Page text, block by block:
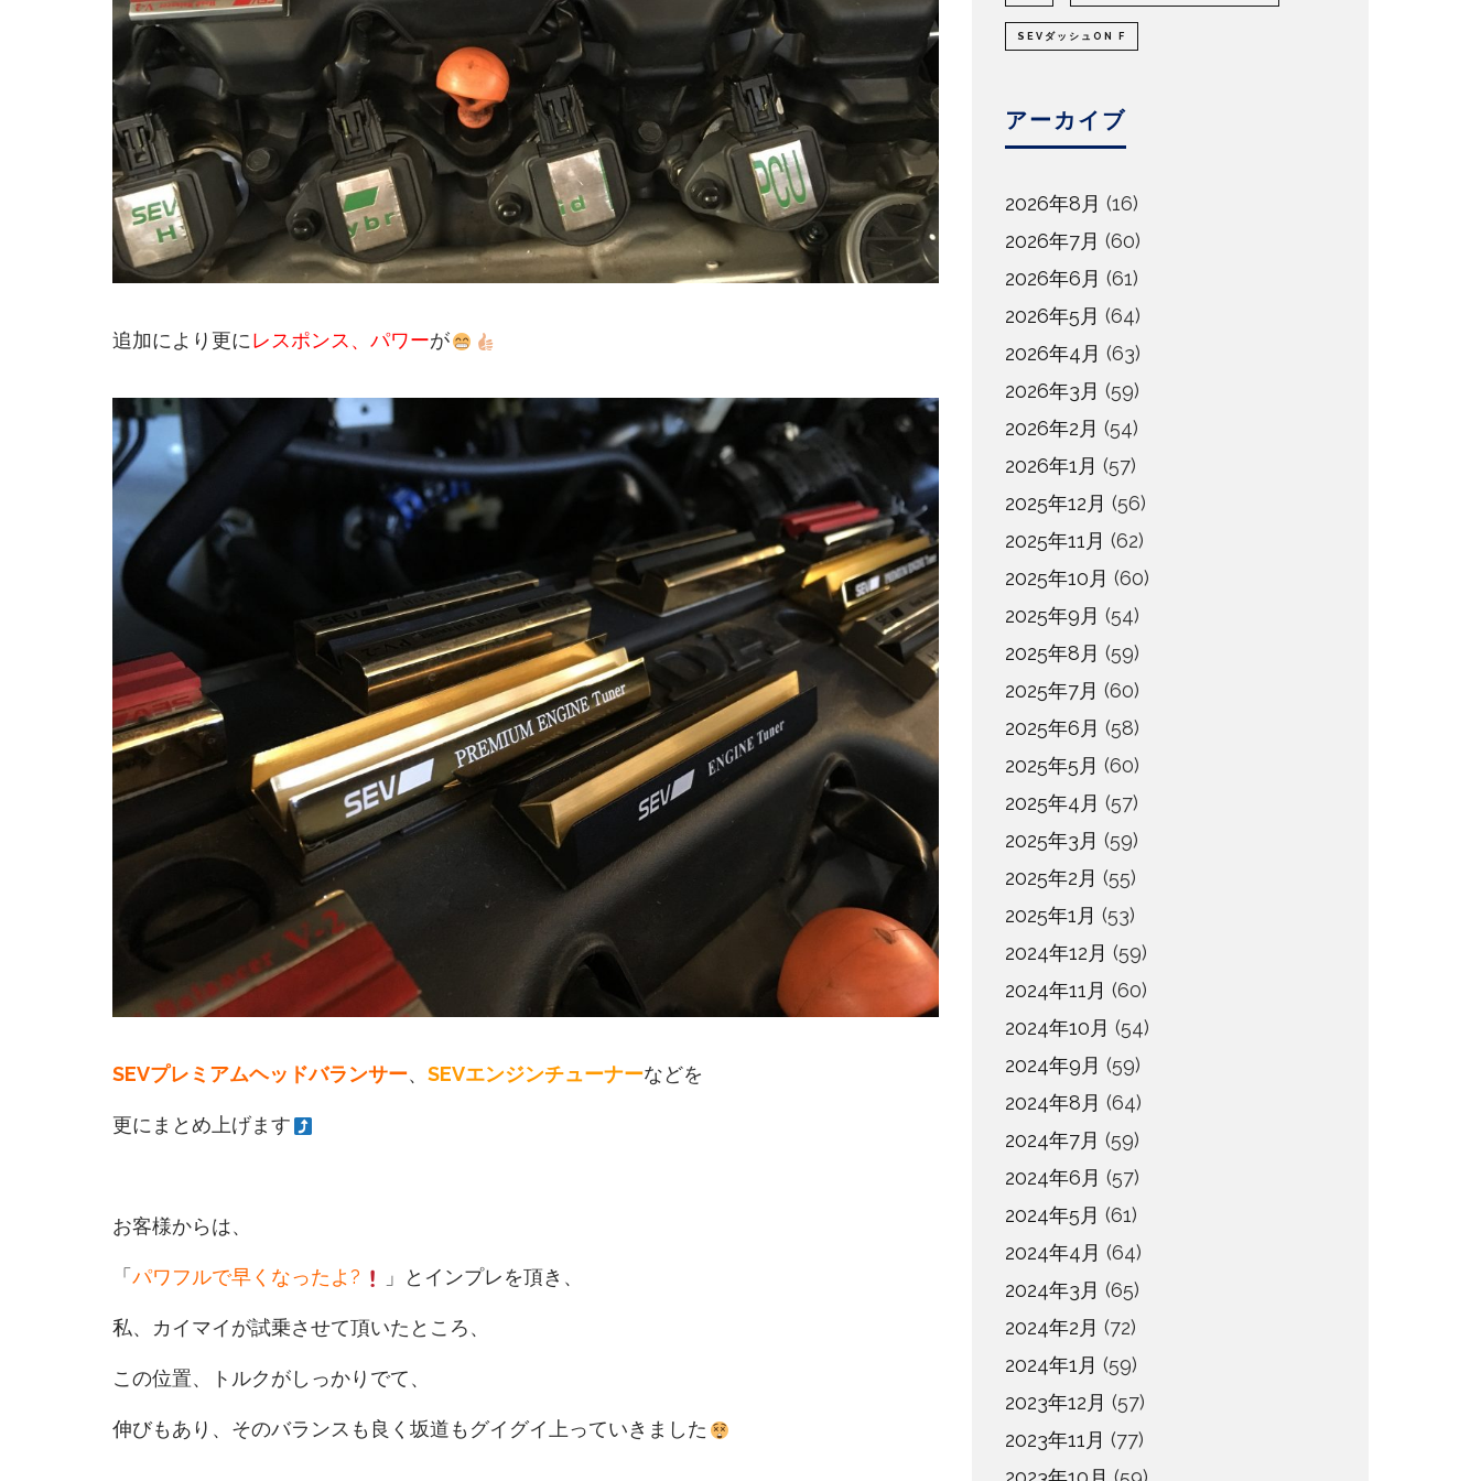
追加により更にレスポンス、パワーが
SEVプレミアムヘッドバランサー、 SEVエンジンチューナーなどを
更にまとめ上げます
お客様からは、
「 パワフルで早くなったよ? 」とインプレを頂き、
私、カイマイが試乗させて頂いたところ、
この位置、トルクがしっかりでて、
伸びもあり、そのバランスも良く坂道もグイグイ上っていきました
SEVダッシュON F
アーカイブ
2026年8月 (16)
2026年7月 (60)
2026年6月 (61)
2026年5月 (64)
2026年4月 (63)
2026年3月 (59)
2026年2月 (54)
2026年1月 (57)
2025年12月 (56)
2025年11月 (62)
2025年10月 (60)
2025年9月 (54)
2025年8月 (59)
2025年7月 (60)
2025年6月 (58)
2025年5月 (60)
2025年4月 (57)
2025年3月 (59)
2025年2月 (55)
2025年1月 (53)
2024年12月 (59)
2024年11月 (60)
2024年10月 (54)
2024年9月 (59)
2024年8月 (64)
2024年7月 (59)
2024年6月 (57)
2024年5月 (61)
2024年4月 (64)
2024年3月 (65)
2024年2月 (72)
2024年1月 (59)
2023年12月 (57)
2023年11月 (77)